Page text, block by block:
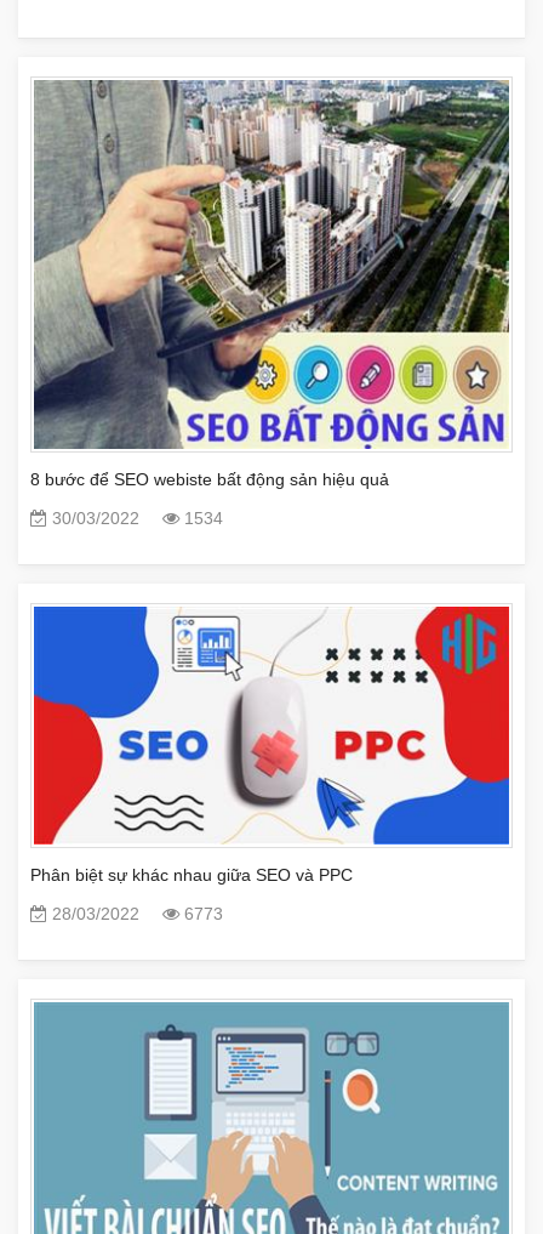
8 bước để SEO webiste bất động sản hiệu quả
30/03/2022
1534
Phân biệt sự khác nhau giữa SEO và PPC
28/03/2022
6773